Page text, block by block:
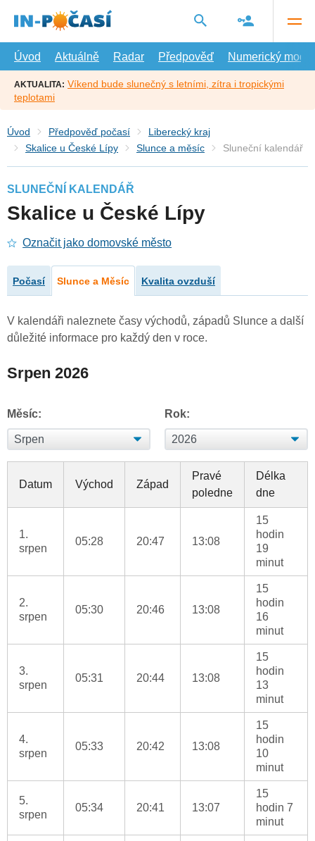
hlavní
Úvod
Aktuálně Radar Předpověď Numerický model
AKTUALITA: Víkend bude slunečný s letními, zítra i tropickými
teplotami
Úvod Předpověď počasí
Liberecký kraj
Skalice u České Lípy
Slunce a měsíc Sluneční kalendář
SLUNEČNÍ KALENDÁŘ
Skalice u České Lípy
Označit jako domovské město
Počasí Slunce a Měsíc Kvalita ovzduší
V kalendáři naleznete časy východů, západů Slunce a další
důležité informace pro každý den v roce.
Srpen 2026
Měsíc: Rok:
Datum Východ Západ
Pravé
poledne
Délka
dne
1.
srpen
05:28 20:47 13:08
15
hodin
19
minut
2.
srpen
05:30 20:46 13:08
15
hodin
16
minut
3.
srpen
05:31 20:44 13:08
15
hodin
13
minut
4.
srpen
05:33 20:42 13:08
15
hodin
10
minut
5.
srpen
05:34 20:41 13:07
15
hodin 7
minut